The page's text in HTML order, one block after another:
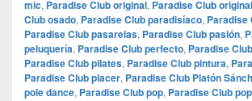
mic, Paradise Club original, Paradise Club
Club osado, Paradise Club paradisíaco, Paradise
Paradise Club pasarelas, Paradise Club pasión,
peluquería, Paradise Club perfecto, Paradise
Paradise Club pilates, Paradise Club pintura,
Paradise Club placer, Paradise Club Platón
pole dance, Paradise Club pop, Paradise Club